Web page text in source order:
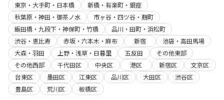
東京・大手町・日本橋
新橋・有楽町・銀座
秋葉原・神田・御茶ノ水
市ヶ谷・四ツ谷・麹町
飯田橋・九段下・神保町・竹橋
品川・田町・浜松町
渋谷・恵比寿
赤坂・六本木・麻布 新宿
池袋・高田馬場
大森・羽田
上野・浅草・日暮里 五反田
その他東部
その他西部
千代田区 中央区 港区 新宿区
文京区
台東区
墨田区 江東区 品川区 大田区
渋谷区
豊島区
荒川区
板橋区